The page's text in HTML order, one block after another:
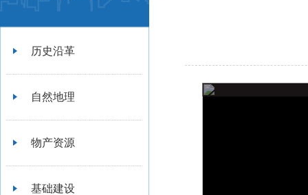
历史沿革
自然地理
物产资源
基础建设